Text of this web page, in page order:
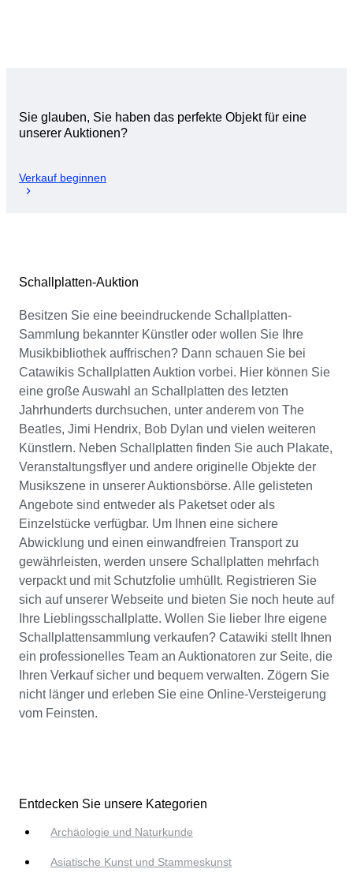
Sie glauben, Sie haben das perfekte Objekt für eine
unserer Auktionen?
Verkauf beginnen
Schallplatten-Auktion
Besitzen Sie eine beeindruckende Schallplatten-
Sammlung bekannter Künstler oder wollen Sie Ihre
Musikbibliothek auffrischen? Dann schauen Sie bei
Catawikis Schallplatten Auktion vorbei. Hier können Sie
eine große Auswahl an Schallplatten des letzten
Jahrhunderts durchsuchen, unter anderem von The
Beatles, Jimi Hendrix, Bob Dylan und vielen weiteren
Künstlern. Neben Schallplatten finden Sie auch Plakate,
Veranstaltungsflyer und andere originelle Objekte der
Musikszene in unserer Auktionsbörse. Alle gelisteten
Angebote sind entweder als Paketset oder als
Einzelstücke verfügbar. Um Ihnen eine sichere
Abwicklung und einen einwandfreien Transport zu
gewährleisten, werden unsere Schallplatten mehrfach
verpackt und mit Schutzfolie umhüllt. Registrieren Sie
sich auf unserer Webseite und bieten Sie noch heute auf
Ihre Lieblingsschallplatte. Wollen Sie lieber Ihre eigene
Schallplattensammlung verkaufen? Catawiki stellt Ihnen
ein professionelles Team an Auktionatoren zur Seite, die
Ihren Verkauf sicher und bequem verwalten. Zögern Sie
nicht länger und erleben Sie eine Online-Versteigerung
vom Feinsten.
Entdecken Sie unsere Kategorien
Archäologie und Naturkunde
Asiatische Kunst und Stammeskunst